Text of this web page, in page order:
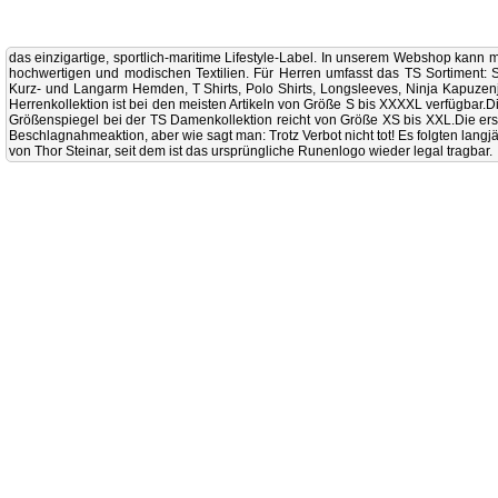
das einzigartige, sportlich-maritime Lifestyle-Label. In unserem Webshop
hochwertigen und modischen Textilien. Für Herren umfasst das TS
Kurz- und Langarm Hemden, T Shirts, Polo Shirts, Longsleeves, Ninja
Herrenkollektion ist bei den meisten Artikeln von Größe S bis XXXXL verfügbar.
Größenspiegel bei der TS Damenkollektion reicht von Größe XS bis XXL.Die
Beschlagnahmeaktion, aber wie sagt man: Trotz Verbot nicht tot! Es folgten
von Thor Steinar, seit dem ist das ursprüngliche Runenlogo wieder legal tragbar.